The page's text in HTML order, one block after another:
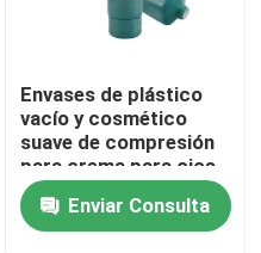
Envases de plástico
vacío y cosmético
suave de compresión
para crema para ojos
Enviar Consulta